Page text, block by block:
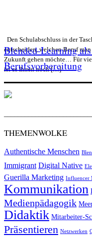
Den Schulabschluss in der
entscheiden, welchen Beruf
Zukunft gehen möchte… Für
ist es Ihnen noch […]
Blended-Learning
Berufsvorbereitung
THEMENWOLKE
Authentische Menschen
Immigrant Digital Native
Guerilla Marketing Influencer
Kommunikation
Medienpädagogik
Didaktik Mitarbeiter-
Präsentieren Netzwerken